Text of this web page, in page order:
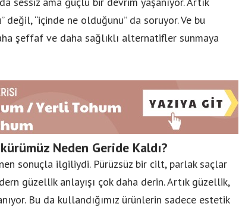
“içinde ne olduğunu” da soruyor. Ve bu
şeffaf ve daha sağlıklı alternatifler sunmaya
Neden Geride Kaldı?
sonuçla ilgiliydi. Pürüzsüz bir cilt, parlak saçlar
güzellik anlayışı çok daha derin. Artık güzellik,
Bu da kullandığımız ürünlerin sadece estetik